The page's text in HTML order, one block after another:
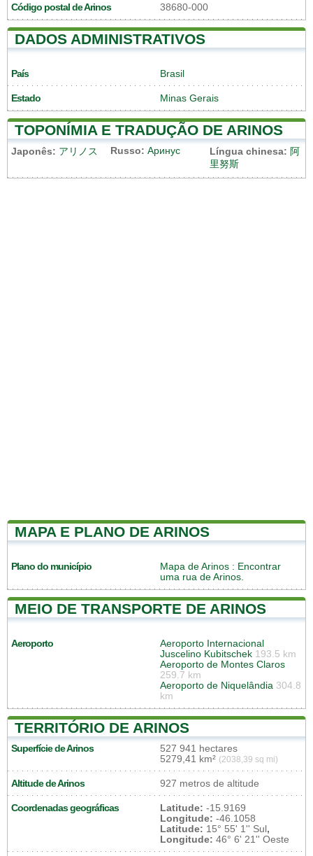
Código postal de Arinos 38680-000
DADOS ADMINISTRATIVOS
País Brasil
Estado Minas Gerais
TOPONÍMIA E TRADUÇÃO DE ARINOS
Japonês: アリノス Russo: Аринус Língua chinesa: 阿
里努斯
MAPA E PLANO DE ARINOS
Plano do município Mapa de Arinos : Encontrar
uma rua de Arinos.
MEIO DE TRANSPORTE DE ARINOS
Aeroporto
Aeroporto Internacional
Juscelino Kubitschek 193.5 km
Aeroporto de Montes Claros
259.7 km
Aeroporto de Niquelândia 304.8
km
TERRITÓRIO DE ARINOS
Superfície de Arinos
527 941 hectares
5279,41 km² (2038,39 sq mi)
Altitude de Arinos 927 metros de altitude
Coordenadas geográficas Latitude: -15.9169
Longitude: -46.1058
Latitude: 15° 55' 1'' Sul,
Longitude: 46° 6' 21'' Oeste